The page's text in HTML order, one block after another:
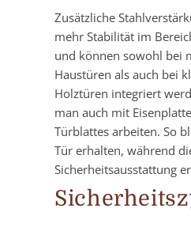
Zusätzliche
mehr Stabilität im
und können sowohl bei
Haustüren als auch bei
Holztüren integriert
man auch mit
Türblattes arbeiten. So
Tür erhalten, während
Sicherheitsausstattung